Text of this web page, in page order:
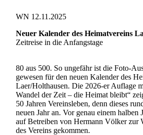
WN 12.11.2025
Neuer Kalender des Heimatvereins
Zeitreise in die Anfangstage
80 aus 500. So ungefähr ist die Foto-
gewesen für den neuen Kalender des
Laer/Holthausen. Die 2026-er Auflage
Wandel der Zeit – die Heimat bleibt“
50 Jahren Vereinsleben, denn dieses
neuen Jahr an. Vor genau einem halben
auf Betreiben von Hermann Völker zur
des Vereins gekommen.